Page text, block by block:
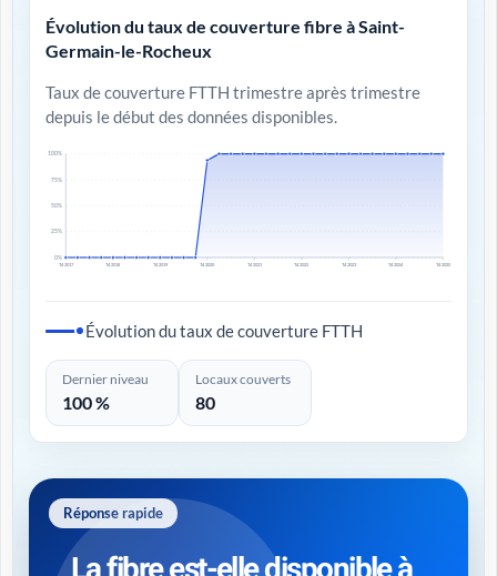
Évolution du taux de couverture fibre à Saint-
Germain-le-Rocheux
Taux de couverture FTTH trimestre après trimestre
depuis le début des données disponibles.
0%
25%
50%
75%
100%
T4 2017 T4 2018 T4 2019 T4 2020 T4 2021 T4 2022 T4 2023 T4 2024 T4 2025
Évolution du taux de couverture FTTH
Dernier niveau
100 %
Locaux couverts
80
Réponse rapide